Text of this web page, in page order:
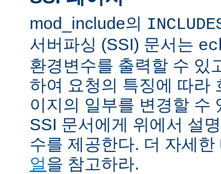
mod_include의
서버파싱 (SSI) 문서는
환경변수를 출력할 수 있
하여 요청의 특징에 따라
이지의 일부를 변경할 수
SSI 문서에게 위에서 설
수를 제공한다. 더 자세
얼을 참고하라.